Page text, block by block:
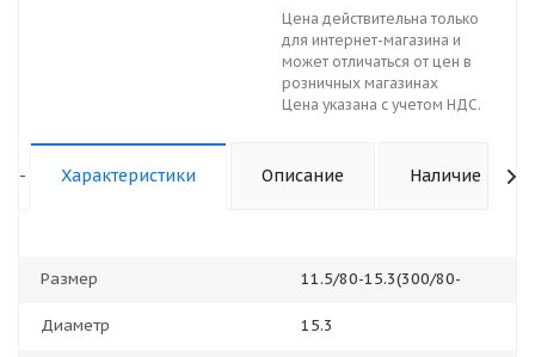
Цена действительна только
для интернет-магазина и
может отличаться от цен в
розничных магазинах
Цена указана с учетом НДС.
- Характеристики Описание Наличие
Размер 11.5/80-15.3(300/80-
Диаметр 15.3